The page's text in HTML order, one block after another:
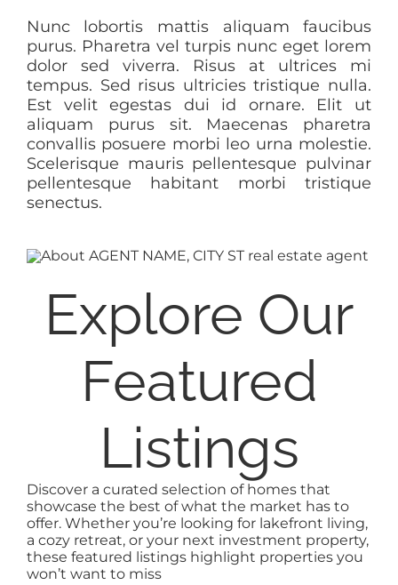
Nunc lobortis mattis aliquam faucibus
purus. Pharetra vel turpis nunc eget lorem
dolor sed viverra. Risus at ultrices mi
tempus. Sed risus ultricies tristique nulla.
Est velit egestas dui id ornare. Elit ut
aliquam purus sit. Maecenas pharetra
convallis posuere morbi leo urna molestie.
Scelerisque mauris pellentesque pulvinar
pellentesque habitant morbi tristique
senectus.
Explore Our
Featured
Listings
Discover a curated selection of homes that
showcase the best of what the market has to
offer. Whether you’re looking for lakefront living,
a cozy retreat, or your next investment property,
these featured listings highlight properties you
won’t want to miss